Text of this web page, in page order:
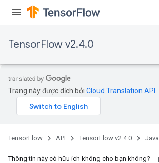
TensorFlow v2.4.0
Trang này được dịch bởi Cloud Translation API
TensorFlow API TensorFlow v2.4.0 Java
Thông tin này có hữu ích không cho bạn không?